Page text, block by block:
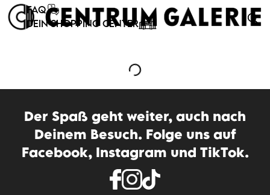
FAQ
DEIN SHOPPING CENTER
Der Spaß geht weiter, auch nach
Deinem Besuch. Folge uns auf
Facebook, Instagram und TikTok.